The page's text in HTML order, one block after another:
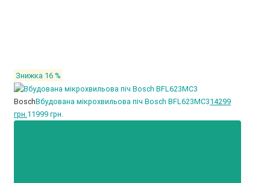
Знижка 16 %
BoschВбудована мікрохвильова піч Bosch BFL623MC314299
грн. 11999 грн.